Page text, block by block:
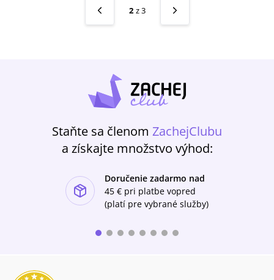
2 z3
Staňte sa členom ZachejClubu
a získajte množstvo výhod:
Doručenie zadarmo nad
45 € pri platbe vopred
(platí pre vybrané služby)